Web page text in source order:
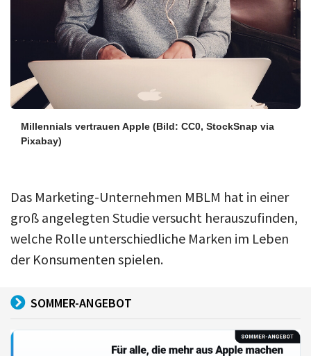
Millennials vertrauen Apple (Bild: CC0, StockSnap via
Pixabay)
Das Marketing-Unternehmen MBLM hat in einer
groß angelegten Studie versucht herauszufinden,
welche Rolle unterschiedliche Marken im Leben
der Konsumenten spielen.
SOMMER-ANGEBOT